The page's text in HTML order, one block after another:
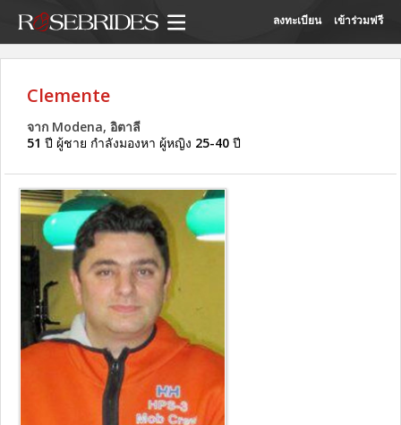
ลงทะเบียน เข้าร่วมฟรี
Clemente
จาก Modena, อิตาลี
51 ปี ผู้ชาย กำลังมองหา ผู้หญิง 25-40 ปี